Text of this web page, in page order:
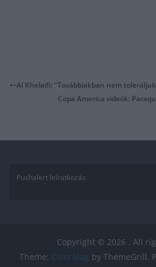
Al Khelaifi: “Továbbiakban nem
Copa America videók:
Pushalert leíratkozás
Copyright © 2026 . All
Theme: ColorMag by ThemeGrill.